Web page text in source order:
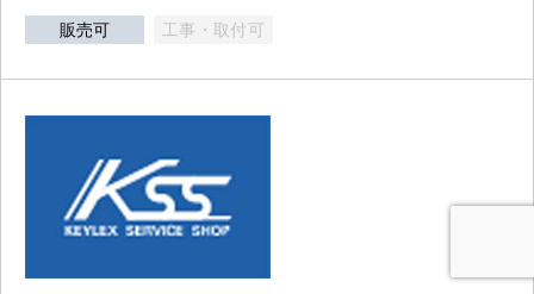
販売可 工事・取付可